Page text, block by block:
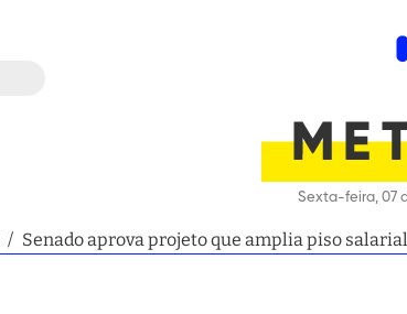
Sexta-feira, 07
/ Senado aprova projeto que amplia piso